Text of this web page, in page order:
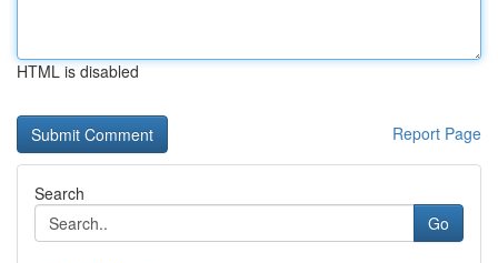
HTML is disabled
Report Page
Search
Go